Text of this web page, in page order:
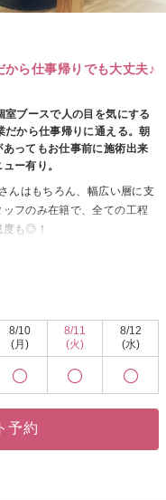
ら仕事帰りでも大丈夫♪
室ブースで人の目を気にする
から仕事帰りに通える。朝
ってもお仕事前に施術出来
ー有り。
んはもちろん、幅広い層に支
フのみ在籍で、全ての工程
度も◎！
り把握し希望を形に変えてい
為にしっかり髪のケアから
ンドをしっかり見極めて提
で責任を持って担当するの
実現いたします。この機会
8/10
(月)
8/11
(火)
8/12
(水)
予約